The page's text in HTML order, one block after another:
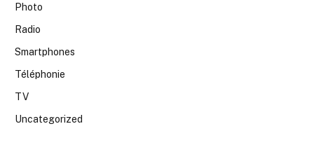
Photo
Radio
Smartphones
Téléphonie
TV
Uncategorized